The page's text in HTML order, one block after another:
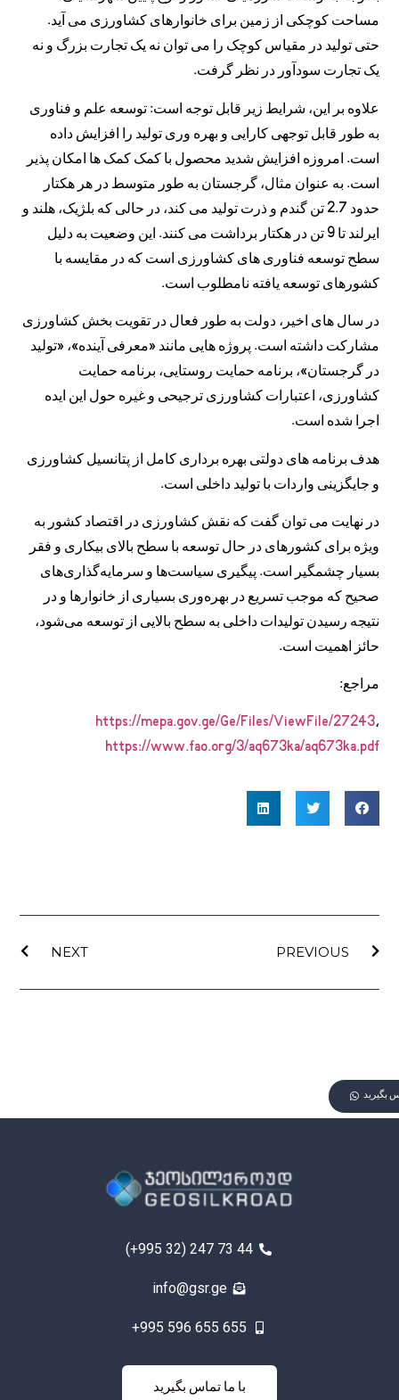
مساحت کوچکی از زمین برای خانوارهای کشاورزی می آید.
حتی تولید در مقیاس کوچک را می توان نه یک تجارت بزرگ و نه
یک تجارت سودآور در نظر گرفت.
علاوه بر این، شرایط زیر قابل توجه است: توسعه علم و فناوری
به طور قابل توجهی کارایی و بهره وری تولید را افزایش داده
است. امروزه افزایش شدید محصول با کمک کمک ها امکان پذیر
است. به عنوان مثال، گرجستان به طور متوسط ​​در هر هکتار
حدود 2.7 تن گندم و ذرت تولید می کند، در حالی که بلژیک، هلند و
ایرلند تا 9 تن در هکتار برداشت می کنند. این وضعیت به دلیل
سطح توسعه فناوری های کشاورزی است که در مقایسه با
کشورهای توسعه یافته نامطلوب است.
در سال های اخیر، دولت به طور فعال در تقویت بخش کشاورزی
مشارکت داشته است. پروژه هایی مانند «معرفی آینده»، «تولید
در گرجستان»، برنامه حمایت روستایی، برنامه حمایت
کشاورزی، اعتبارات کشاورزی ترجیحی و غیره حول این ایده
اجرا شده است.
هدف برنامه های دولتی بهره برداری کامل از پتانسیل کشاورزی
و جایگزینی واردات با تولید داخلی است.
در نهایت می توان گفت که نقش کشاورزی در اقتصاد کشور به
ویژه برای کشورهای در حال توسعه با سطح بالای بیکاری و فقر
بسیار چشمگیر است. پیگیری سیاست‌ها و سرمایه‌گذاری‌های
صحیح که موجب تسریع در بهره‌وری بسیاری از خانوارها و در
نتیجه رسیدن تولیدات داخلی به سطح بالایی از توسعه می‌شود،
حائز اهمیت است.
مراجع:
https://mepa.gov.ge/Ge/Files/ViewFile/27243،
https://www.fao.org/3/aq673ka/aq673ka.pdf
PREVIOUS
NEXT
بگیرید
(+995 32) 247 73 44
info@gsr.ge
+995 596 655 655
با ما تماس بگیرید